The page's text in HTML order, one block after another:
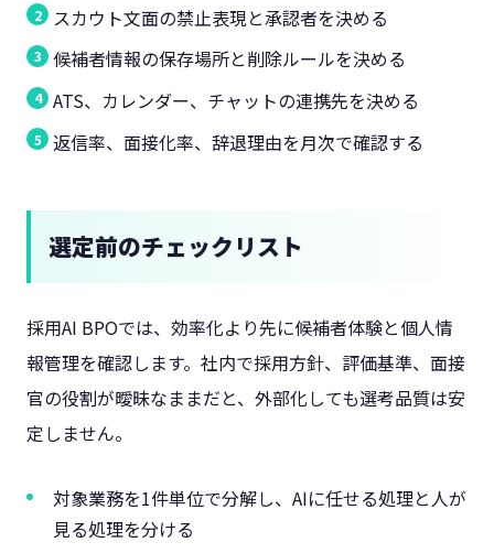
スカウト文面の禁止表現と承認者を決める
候補者情報の保存場所と削除ルールを決める
ATS、カレンダー、チャットの連携先を決める
返信率、面接化率、辞退理由を月次で確認する
選定前のチェックリスト
採用AI BPOでは、効率化より先に候補者体験と個人情
報管理を確認します。社内で採用方針、評価基準、面接
官の役割が曖昧なままだと、外部化しても選考品質は安
定しません。
対象業務を1件単位で分解し、AIに任せる処理と人が
見る処理を分ける